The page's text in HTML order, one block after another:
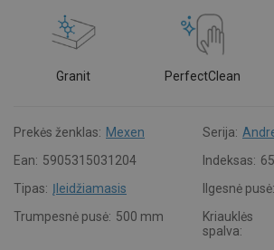
Granit PerfectClean
Prekės ženklas: Mexen Serija:
Ean: 5905315031204 Indeksas:
Tipas: Įleidžiamasis Ilgesnė pusė:
Trumpesnė pusė: 500 mm
Kriauklės
spalva: